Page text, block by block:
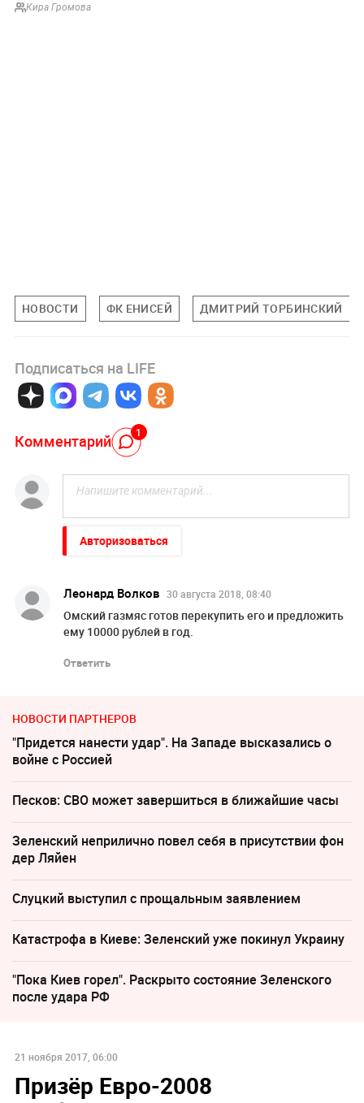
Кира Громова
НОВОСТИ ФК ЕНИСЕЙ ДМИТРИЙ ТОРБИНСКИЙ
Подписаться на LIFE
Комментарий 1
Авторизоваться
Леонард Волков 30 августа 2018, 08:40
Омский газмяс готов перекупить его и предложить
ему 10000 рублей в год.
Ответить
НОВОСТИ ПАРТНЕРОВ
"Придется нанести удар". На Западе высказались о
войне с Россией
Песков: СВО может завершиться в ближайшие часы
Зеленский неприлично повел cебя в присутствии фон
дер Ляйен
Слуцкий выступил с прощальным заявлением
Катастрофа в Киеве: Зеленский уже покинул Украину
"Пока Киев горел". Раскрыто состояние Зеленского
после удара РФ
21 ноября 2017, 06:00
Призёр Евро-2008